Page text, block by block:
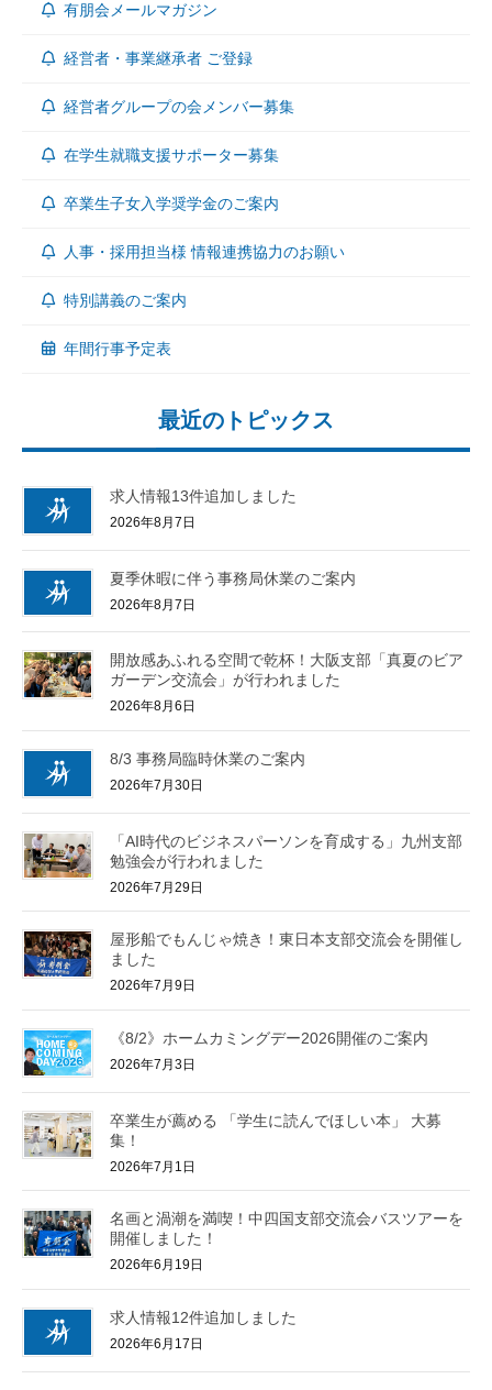
有朋会メールマガジン
経営者・事業継承者 ご登録
経営者グループの会メンバー募集
在学生就職支援サポーター募集
卒業生子女入学奨学金のご案内
人事・採用担当様 情報連携協力のお願い
特別講義のご案内
年間行事予定表
最近のトピックス
求人情報13件追加しました
2026年8月7日
夏季休暇に伴う事務局休業のご案内
2026年8月7日
開放感あふれる空間で乾杯！大阪支部「真夏のビア
ガーデン交流会」が行われました
2026年8月6日
8/3 事務局臨時休業のご案内
2026年7月30日
「AI時代のビジネスパーソンを育成する」九州支部
勉強会が行われました
2026年7月29日
屋形船でもんじゃ焼き！東日本支部交流会を開催し
ました
2026年7月9日
《8/2》ホームカミングデー2026開催のご案内
2026年7月3日
卒業生が薦める 「学生に読んでほしい本」 大募
集！
2026年7月1日
名画と渦潮を満喫！中四国支部交流会バスツアーを
開催しました！
2026年6月19日
求人情報12件追加しました
2026年6月17日